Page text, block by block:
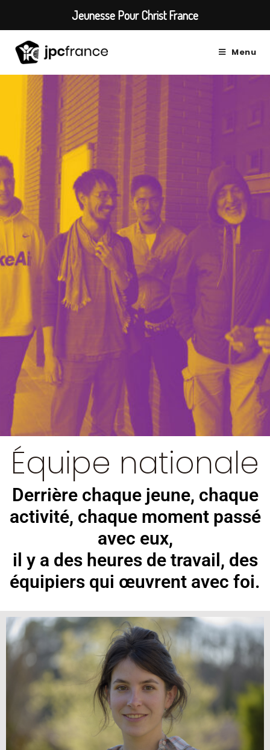
Menu
Équipe nationale
Derrière chaque jeune, chaque
activité, chaque moment passé
avec eux,
il y a des heures de travail, des
équipiers qui œuvrent avec foi.
Jeunesse Pour Christ France